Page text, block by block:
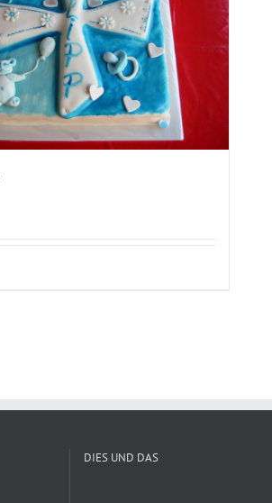
DIES UND DAS